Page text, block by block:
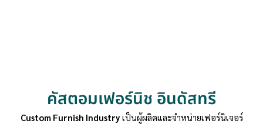
คัสตอมเฟอร์นิช อินดัสทรี
Custom Furnish Industryเป็นผู้ผลิตและจำหน่ายเฟอร์นิเจอร์